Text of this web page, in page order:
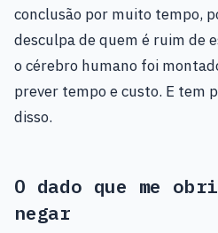
conclusão por muito tempo,
desculpa de quem é ruim de
o cérebro humano foi
prever tempo e custo. E tem
disso.
O dado que me
negar